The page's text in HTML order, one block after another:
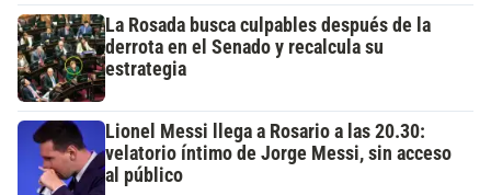
La Rosada busca culpables después de la
derrota en el Senado y recalcula su
estrategia
Lionel Messi llega a Rosario a las 20.30:
velatorio íntimo de Jorge Messi, sin acceso
al público